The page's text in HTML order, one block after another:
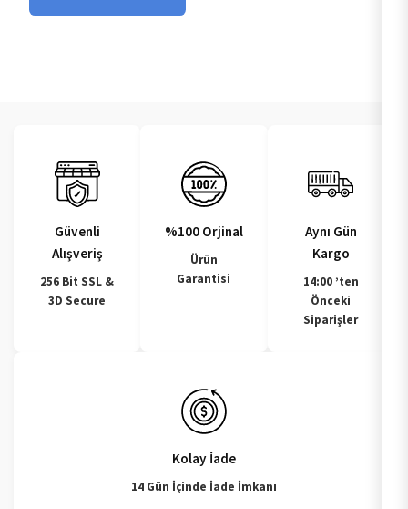
Güvenli
Alışveriş
256 Bit SSL &
3D Secure
%100 Orjinal
Ürün
Garantisi
Aynı Gün
Kargo
14:00 ’ten
Önceki
Siparişler
Kolay İade
14 Gün İçinde İade İmkanı